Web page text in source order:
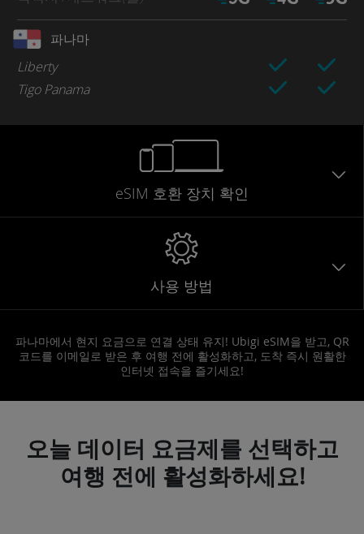
파나마
Liberty
Tigo Panama
eSIM 호환 장치 확인
사용 방법
파나마에서 현지 요금으로 연결 상태 유지! Ubigi eSIM을 받고, QR
코드를 이메일로 받은 후 여행 전에 활성화하고, 도착 즉시 원활한
인터넷 접속을 즐기세요!
오늘 데이터 요금제를 선택하고
여행 전에 활성화하세요!